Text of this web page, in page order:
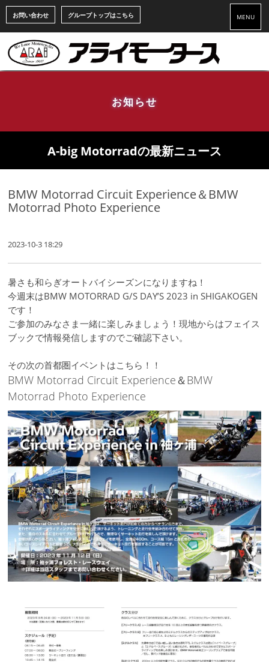
お問い合わせ グループトップはこちら MENU
お知らせ
A-big Motorradの最新ニュース
BMW Motorrad Circuit Experience＆BMW
Motorrad Photo Experience
2023-10-3 18:29
暑さも和らぎオートバイシーズンになりますね！
今週末はBMW MOTORRAD G/S DAY’S 2023 in SHIGAKOGEN
です！
ご参加のみなさま一緒に楽しみましょう！現地からはフェイス
ブックで情報発信しますのでご確認下さい。
その次の首都圏イベントはこちら！！
BMW Motorrad Circuit Experience＆BMW
Motorrad Photo Experience